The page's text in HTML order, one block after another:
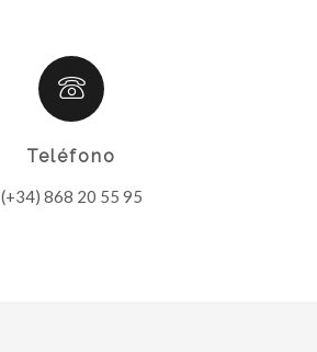
Teléfono
(+34) 868 20 55 95